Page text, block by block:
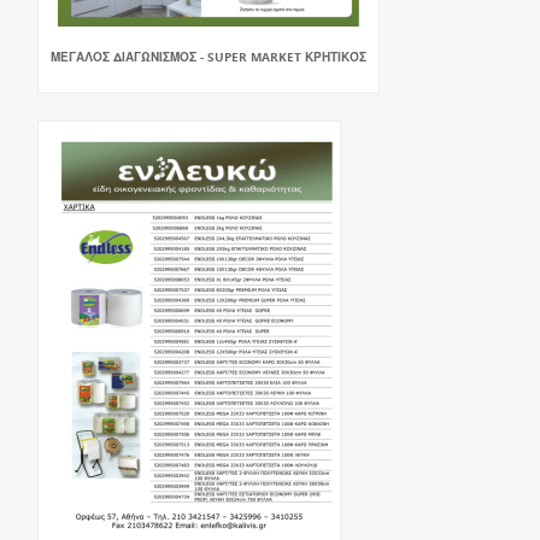
ΜΕΓΑΛΟΣ ΔΙΑΓΩΝΙΣΜΟΣ - SUPER MARKET ΚΡΗΤΙΚΌΣ